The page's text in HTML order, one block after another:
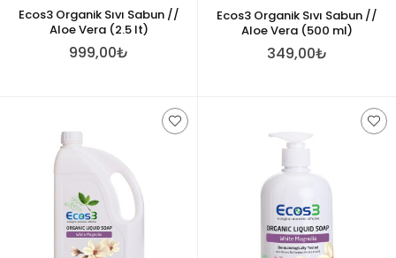
Ecos3 Organik Sıvı Sabun //
Aloe Vera (2.5 lt)
999,00₺
Ecos3 Organik Sıvı Sabun //
Aloe Vera (500 ml)
349,00₺